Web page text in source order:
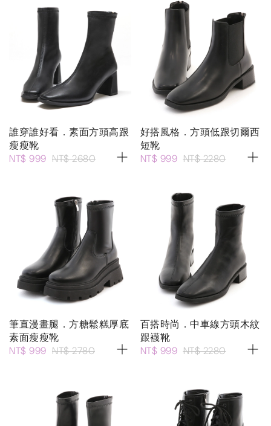
誰穿誰好看．素面方頭高跟
瘦瘦靴
NT$ 999 NT$ 2680
好搭風格．方頭低跟切爾西
短靴
NT$ 999 NT$ 2280
筆直漫畫腿．方糖鬆糕厚底
素面瘦瘦靴
NT$ 999 NT$ 2780
百搭時尚．中車線方頭木紋
跟襪靴
NT$ 999 NT$ 2280